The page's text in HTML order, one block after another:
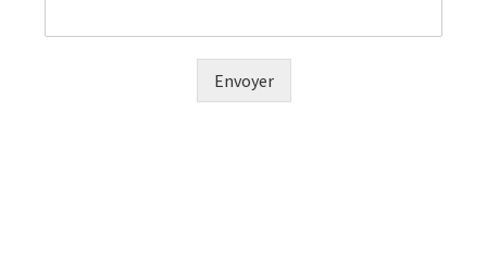
Envoyer